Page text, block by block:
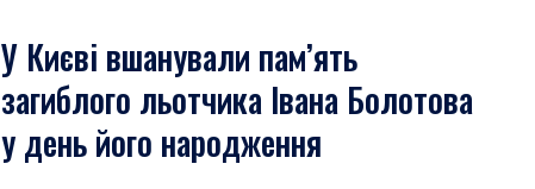
У Києві вшанували пам’ять
загиблого льотчика Івана Болотова
у день його народження